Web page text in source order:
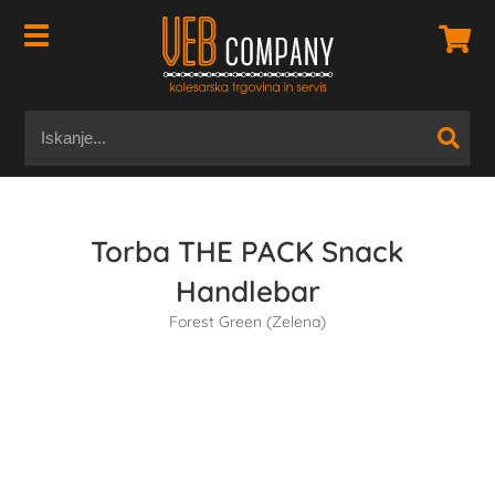
Torba THE PACK Snack
Handlebar
Forest Green (Zelena)